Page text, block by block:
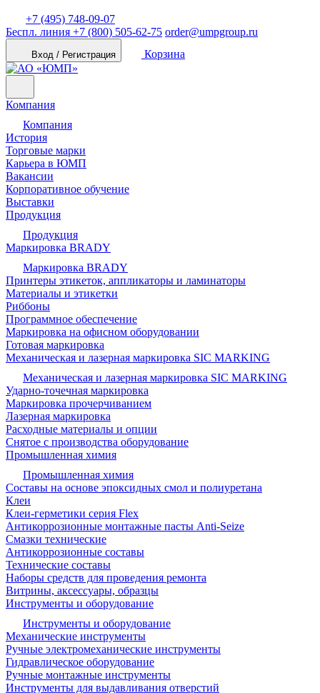
+7 (495) 748-09-07
Беспл. линия +7 (800) 505-62-75 order@umpgroup.ru
Вход / Регистрация Корзина
Компания
Компания
История
Торговые марки
Карьера в ЮМП
Вакансии
Корпоративное обучение
Выставки
Продукция
Продукция
Маркировка BRADY
Маркировка BRADY
Принтеры этикеток, аппликаторы и ламинаторы
Материалы и этикетки
Риббоны
Программное обеспечение
Маркировка на офисном оборудовании
Готовая маркировка
Механическая и лазерная маркировка SIC MARKING
Механическая и лазерная маркировка SIC MARKING
Ударно-точечная маркировка
Маркировка прочерчиванием
Лазерная маркировка
Расходные материалы и опции
Снятое с производства оборудование
Промышленная химия
Промышленная химия
Составы на основе эпоксидных смол и полиуретана
Клеи
Клеи-герметики серия Flex
Антикоррозионные монтажные пасты Anti-Seize
Смазки технические
Антикоррозионные составы
Технические составы
Наборы средств для проведения ремонта
Витрины, аксессуары, образцы
Инструменты и оборудование
Инструменты и оборудование
Механические инструменты
Ручные электромеханические инструменты
Гидравлическое оборудование
Ручные монтажные инструменты
Инструменты для выдавливания отверстий